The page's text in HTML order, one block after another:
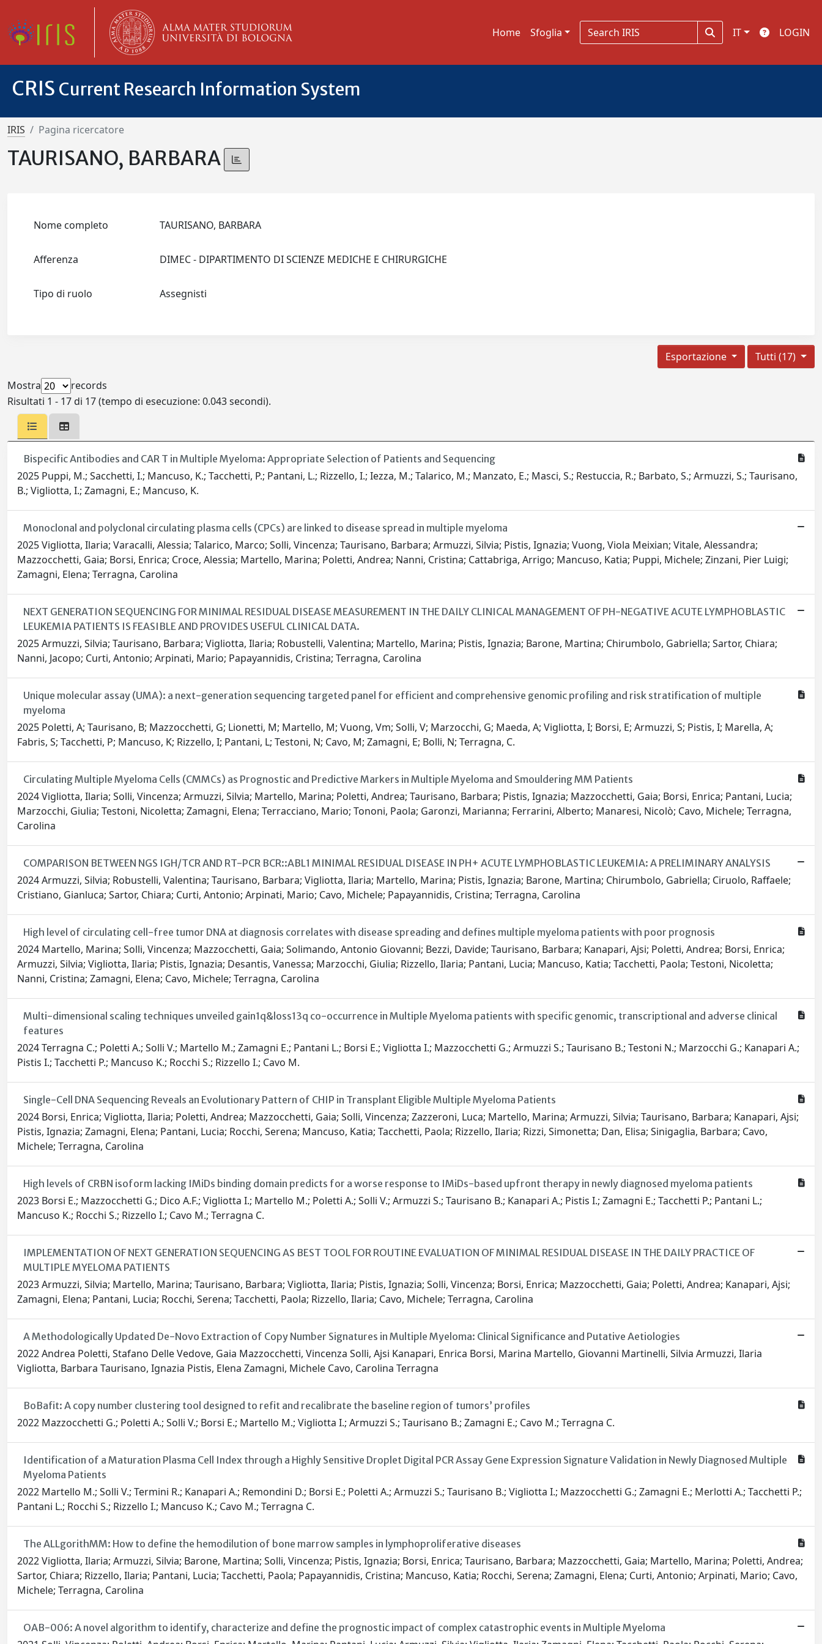
Home Sfoglia IT LOGIN
CRIS Current Research Information System
IRIS Pagina ricercatore
TAURISANO, BARBARA
Nome completo TAURISANO, BARBARA
Afferenza DIMEC - DIPARTIMENTO DI SCIENZE MEDICHE E CHIRURGICHE
Tipo di ruolo Assegnisti
Tutti (17)
Esportazione
Mostra
records
Risultati 1 - 17 di 17 (tempo di esecuzione: 0.043 secondi).
Bispecific Antibodies and CAR T in Multiple Myeloma: Appropriate Selection of Patients and Sequencing
2025 Puppi, M.; Sacchetti, I.; Mancuso, K.; Tacchetti, P.; Pantani, L.; Rizzello, I.; Iezza, M.; Talarico, M.; Manzato, E.; Masci, S.; Restuccia, R.; Barbato, S.; Armuzzi, S.; Taurisano,
B.; Vigliotta, I.; Zamagni, E.; Mancuso, K.
Monoclonal and polyclonal circulating plasma cells (CPCs) are linked to disease spread in multiple myeloma
2025 Vigliotta, Ilaria; Varacalli, Alessia; Talarico, Marco; Solli, Vincenza; Taurisano, Barbara; Armuzzi, Silvia; Pistis, Ignazia; Vuong, Viola Meixian; Vitale, Alessandra;
Mazzocchetti, Gaia; Borsi, Enrica; Croce, Alessia; Martello, Marina; Poletti, Andrea; Nanni, Cristina; Cattabriga, Arrigo; Mancuso, Katia; Puppi, Michele; Zinzani, Pier Luigi;
Zamagni, Elena; Terragna, Carolina
NEXT GENERATION SEQUENCING FOR MINIMAL RESIDUAL DISEASE MEASUREMENT IN THE DAILY CLINICAL MANAGEMENT OF PH-NEGATIVE ACUTE LYMPHOBLASTIC
LEUKEMIA PATIENTS IS FEASIBLE AND PROVIDES USEFUL CLINICAL DATA.
2025 Armuzzi, Silvia; Taurisano, Barbara; Vigliotta, Ilaria; Robustelli, Valentina; Martello, Marina; Pistis, Ignazia; Barone, Martina; Chirumbolo, Gabriella; Sartor, Chiara;
Nanni, Jacopo; Curti, Antonio; Arpinati, Mario; Papayannidis, Cristina; Terragna, Carolina
Unique molecular assay (UMA): a next-generation sequencing targeted panel for efficient and comprehensive genomic profiling and risk stratification of multiple
myeloma
2025 Poletti, A; Taurisano, B; Mazzocchetti, G; Lionetti, M; Martello, M; Vuong, Vm; Solli, V; Marzocchi, G; Maeda, A; Vigliotta, I; Borsi, E; Armuzzi, S; Pistis, I; Marella, A;
Fabris, S; Tacchetti, P; Mancuso, K; Rizzello, I; Pantani, L; Testoni, N; Cavo, M; Zamagni, E; Bolli, N; Terragna, C.
Circulating Multiple Myeloma Cells (CMMCs) as Prognostic and Predictive Markers in Multiple Myeloma and Smouldering MM Patients
2024 Vigliotta, Ilaria; Solli, Vincenza; Armuzzi, Silvia; Martello, Marina; Poletti, Andrea; Taurisano, Barbara; Pistis, Ignazia; Mazzocchetti, Gaia; Borsi, Enrica; Pantani, Lucia;
Marzocchi, Giulia; Testoni, Nicoletta; Zamagni, Elena; Terracciano, Mario; Tononi, Paola; Garonzi, Marianna; Ferrarini, Alberto; Manaresi, Nicolò; Cavo, Michele; Terragna,
Carolina
COMPARISON BETWEEN NGS IGH/TCR AND RT-PCR BCR::ABL1 MINIMAL RESIDUAL DISEASE IN PH+ ACUTE LYMPHOBLASTIC LEUKEMIA: A PRELIMINARY ANALYSIS
2024 Armuzzi, Silvia; Robustelli, Valentina; Taurisano, Barbara; Vigliotta, Ilaria; Martello, Marina; Pistis, Ignazia; Barone, Martina; Chirumbolo, Gabriella; Ciruolo, Raffaele;
Cristiano, Gianluca; Sartor, Chiara; Curti, Antonio; Arpinati, Mario; Cavo, Michele; Papayannidis, Cristina; Terragna, Carolina
High level of circulating cell-free tumor DNA at diagnosis correlates with disease spreading and defines multiple myeloma patients with poor prognosis
2024 Martello, Marina; Solli, Vincenza; Mazzocchetti, Gaia; Solimando, Antonio Giovanni; Bezzi, Davide; Taurisano, Barbara; Kanapari, Ajsi; Poletti, Andrea; Borsi, Enrica;
Armuzzi, Silvia; Vigliotta, Ilaria; Pistis, Ignazia; Desantis, Vanessa; Marzocchi, Giulia; Rizzello, Ilaria; Pantani, Lucia; Mancuso, Katia; Tacchetti, Paola; Testoni, Nicoletta;
Nanni, Cristina; Zamagni, Elena; Cavo, Michele; Terragna, Carolina
Multi-dimensional scaling techniques unveiled gain1q&loss13q co-occurrence in Multiple Myeloma patients with specific genomic, transcriptional and adverse clinical
features
2024 Terragna C.; Poletti A.; Solli V.; Martello M.; Zamagni E.; Pantani L.; Borsi E.; Vigliotta I.; Mazzocchetti G.; Armuzzi S.; Taurisano B.; Testoni N.; Marzocchi G.; Kanapari A.;
Pistis I.; Tacchetti P.; Mancuso K.; Rocchi S.; Rizzello I.; Cavo M.
Single-Cell DNA Sequencing Reveals an Evolutionary Pattern of CHIP in Transplant Eligible Multiple Myeloma Patients
2024 Borsi, Enrica; Vigliotta, Ilaria; Poletti, Andrea; Mazzocchetti, Gaia; Solli, Vincenza; Zazzeroni, Luca; Martello, Marina; Armuzzi, Silvia; Taurisano, Barbara; Kanapari, Ajsi;
Pistis, Ignazia; Zamagni, Elena; Pantani, Lucia; Rocchi, Serena; Mancuso, Katia; Tacchetti, Paola; Rizzello, Ilaria; Rizzi, Simonetta; Dan, Elisa; Sinigaglia, Barbara; Cavo,
Michele; Terragna, Carolina
High levels of CRBN isoform lacking IMiDs binding domain predicts for a worse response to IMiDs-based upfront therapy in newly diagnosed myeloma patients
2023 Borsi E.; Mazzocchetti G.; Dico A.F.; Vigliotta I.; Martello M.; Poletti A.; Solli V.; Armuzzi S.; Taurisano B.; Kanapari A.; Pistis I.; Zamagni E.; Tacchetti P.; Pantani L.;
Mancuso K.; Rocchi S.; Rizzello I.; Cavo M.; Terragna C.
IMPLEMENTATION OF NEXT GENERATION SEQUENCING AS BEST TOOL FOR ROUTINE EVALUATION OF MINIMAL RESIDUAL DISEASE IN THE DAILY PRACTICE OF
MULTIPLE MYELOMA PATIENTS
2023 Armuzzi, Silvia; Martello, Marina; Taurisano, Barbara; Vigliotta, Ilaria; Pistis, Ignazia; Solli, Vincenza; Borsi, Enrica; Mazzocchetti, Gaia; Poletti, Andrea; Kanapari, Ajsi;
Zamagni, Elena; Pantani, Lucia; Rocchi, Serena; Tacchetti, Paola; Rizzello, Ilaria; Cavo, Michele; Terragna, Carolina
A Methodologically Updated De-Novo Extraction of Copy Number Signatures in Multiple Myeloma: Clinical Significance and Putative Aetiologies
2022 Andrea Poletti, Stafano Delle Vedove, Gaia Mazzocchetti, Vincenza Solli, Ajsi Kanapari, Enrica Borsi, Marina Martello, Giovanni Martinelli, Silvia Armuzzi, Ilaria
Vigliotta, Barbara Taurisano, Ignazia Pistis, Elena Zamagni, Michele Cavo, Carolina Terragna
BoBafit: A copy number clustering tool designed to refit and recalibrate the baseline region of tumors’ profiles
2022 Mazzocchetti G.; Poletti A.; Solli V.; Borsi E.; Martello M.; Vigliotta I.; Armuzzi S.; Taurisano B.; Zamagni E.; Cavo M.; Terragna C.
Identification of a Maturation Plasma Cell Index through a Highly Sensitive Droplet Digital PCR Assay Gene Expression Signature Validation in Newly Diagnosed Multiple
Myeloma Patients
2022 Martello M.; Solli V.; Termini R.; Kanapari A.; Remondini D.; Borsi E.; Poletti A.; Armuzzi S.; Taurisano B.; Vigliotta I.; Mazzocchetti G.; Zamagni E.; Merlotti A.; Tacchetti P.;
Pantani L.; Rocchi S.; Rizzello I.; Mancuso K.; Cavo M.; Terragna C.
The ALLgorithMM: How to define the hemodilution of bone marrow samples in lymphoproliferative diseases
2022 Vigliotta, Ilaria; Armuzzi, Silvia; Barone, Martina; Solli, Vincenza; Pistis, Ignazia; Borsi, Enrica; Taurisano, Barbara; Mazzocchetti, Gaia; Martello, Marina; Poletti, Andrea;
Sartor, Chiara; Rizzello, Ilaria; Pantani, Lucia; Tacchetti, Paola; Papayannidis, Cristina; Mancuso, Katia; Rocchi, Serena; Zamagni, Elena; Curti, Antonio; Arpinati, Mario; Cavo,
Michele; Terragna, Carolina
OAB-006: A novel algorithm to identify, characterize and define the prognostic impact of complex catastrophic events in Multiple Myeloma